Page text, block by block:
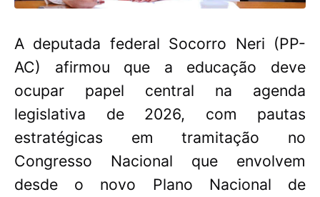
A deputada federal Socorro Neri (PP-
AC) afirmou que a educação deve
ocupar papel central na agenda
legislativa de 2026, com pautas
estratégicas em tramitação no
Congresso Nacional que envolvem
desde o novo Plano Nacional de